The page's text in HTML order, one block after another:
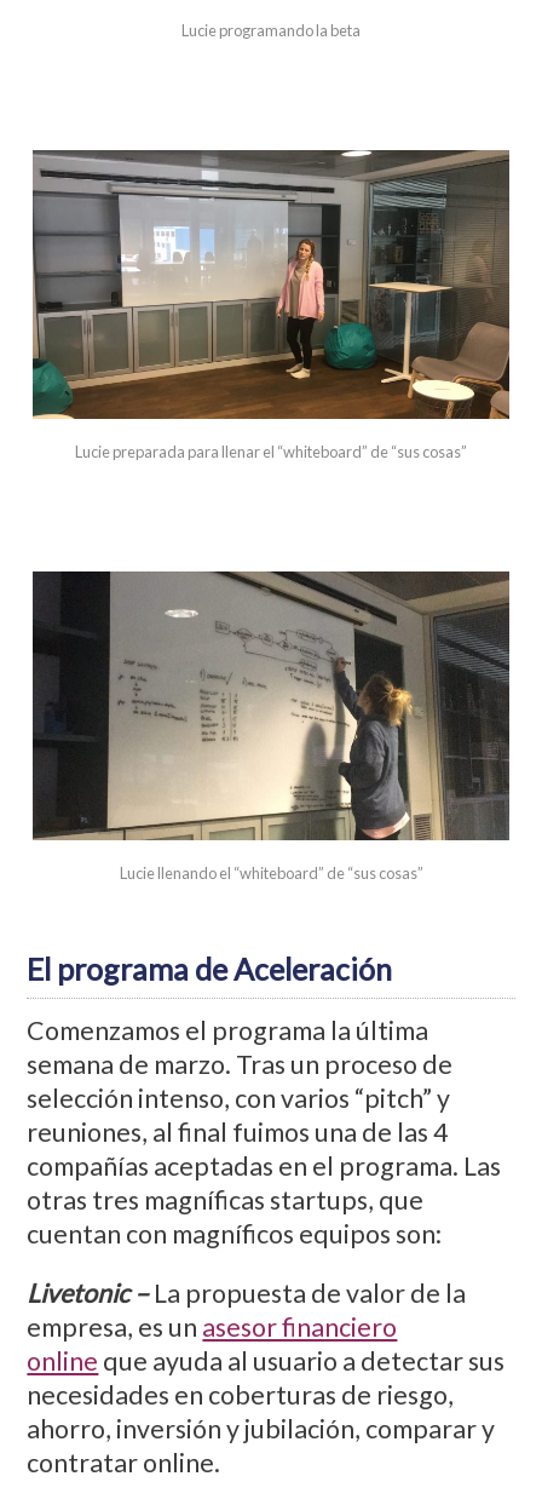
Lucie programando la beta
Lucie preparada para llenar el “whiteboard” de “sus cosas”
Lucie llenando el “whiteboard” de “sus cosas”
El programa de Aceleración
Comenzamos el programa la última
semana de marzo. Tras un proceso de
selección intenso, con varios “pitch” y
reuniones, al final fuimos una de las 4
compañías aceptadas en el programa. Las
otras tres magníficas startups, que
cuentan con magníficos equipos son:
Livetonic –La propuesta de valor de la
empresa, es un asesor financiero
online que ayuda al usuario a detectar sus
necesidades en coberturas de riesgo,
ahorro, inversión y jubilación, comparar y
contratar online.